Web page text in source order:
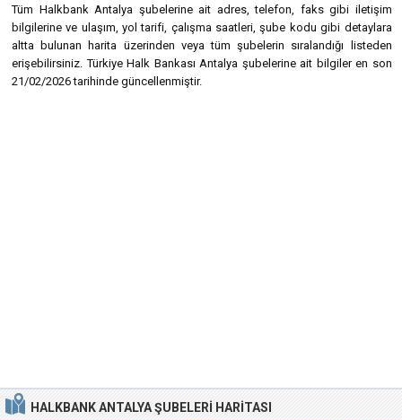
Tüm Halkbank Antalya şubelerine ait adres, telefon, faks gibi iletişim
bilgilerine ve ulaşım, yol tarifi, çalışma saatleri, şube kodu gibi detaylara
altta bulunan harita üzerinden veya tüm şubelerin sıralandığı listeden
erişebilirsiniz. Türkiye Halk Bankası Antalya şubelerine ait bilgiler en son
21/02/2026 tarihinde güncellenmiştir.
HALKBANK ANTALYA ŞUBELERI HARITASI